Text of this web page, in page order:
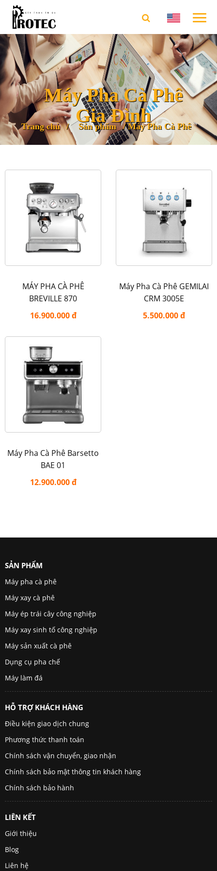
Máy Pha Cà Phê
Gia Đình
Trang chủ Sản phẩm Máy Pha Cà Phê
MÁY PHA CÀ PHÊ
BREVILLE 870
16.900.000 đ
Máy Pha Cà Phê GEMILAI
CRM 3005E
5.500.000 đ
Máy Pha Cà Phê Barsetto
BAE 01
12.900.000 đ
SẢN PHẨM
Máy pha cà phê
Máy xay cà phê
Máy ép trái cây công nghiệp
Máy xay sinh tố công nghiệp
Máy sản xuất cà phê
Dụng cụ pha chế
Máy làm đá
HỖ TRỢ KHÁCH HÀNG
Điều kiện giao dịch chung
Phương thức thanh toán
Chính sách vận chuyển, giao nhận
Chính sách bảo mật thông tin khách hàng
Chính sách bảo hành
LIÊN KẾT
Giới thiệu
Blog
Liên hệ